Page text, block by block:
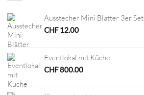
Ausstecher Mini Blätter 3er Set
CHF12.00
Eventlokal mit Küche
CHF800.00